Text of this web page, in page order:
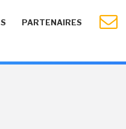
PARTENAIRES